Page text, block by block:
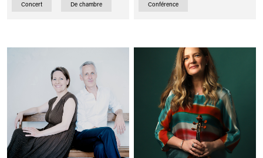
Concert De chambre Conférence